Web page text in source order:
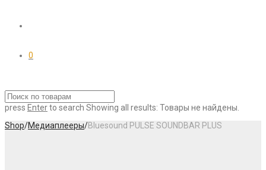
0
press Enterto search Showing all results: Товары не найдены.
Shop/Медиаплееры/Bluesound PULSE SOUNDBAR PLUS